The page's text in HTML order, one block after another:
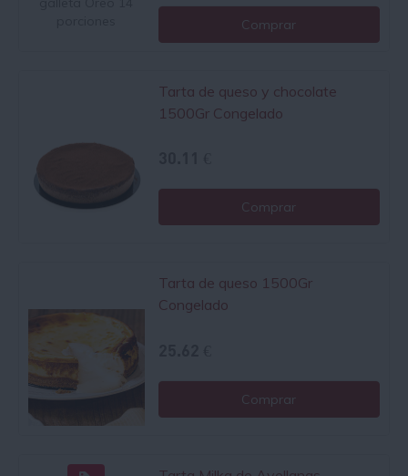
Comprar
Tarta de queso y chocolate
1500Gr Congelado
Comprar
Tarta de queso 1500Gr
Congelado
Comprar